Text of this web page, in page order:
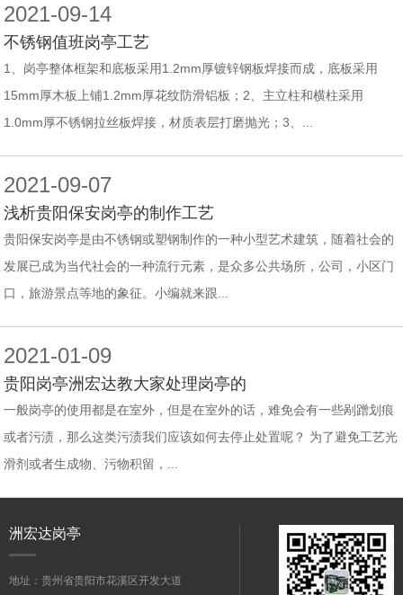
2021-09-14
不锈钢值班岗亭工艺
1、岗亭整体框架和底板采用1.2mm厚镀锌钢板焊接而成，底板采用
15mm厚木板上铺1.2mm厚花纹防滑铝板；2、主立柱和横柱采用
1.0mm厚不锈钢拉丝板焊接，材质表层打磨抛光；3、...
2021-09-07
浅析贵阳保安岗亭的制作工艺
贵阳保安岗亭是由不锈钢或塑钢制作的一种小型艺术建筑，随着社会的
发展已成为当代社会的一种流行元素，是众多公共场所，公司，小区门
口，旅游景点等地的象征。小编就来跟...
2021-01-09
贵阳岗亭洲宏达教大家处理岗亭的
一般岗亭的使用都是在室外，但是在室外的话，难免会有一些剐蹭划痕
或者污渍，那么这类污渍我们应该如何去停止处置呢？ 为了避免工艺光
滑剂或者生成物、污物积留，...
洲宏达岗亭
地址：贵州省贵阳市花溪区开发大道